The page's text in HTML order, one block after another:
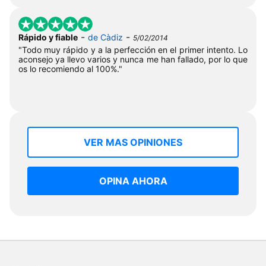
Rápido y fiable - de Càdiz - 5/02/2014
"Todo muy rápido y a la perfección en el primer intento. Lo
aconsejo ya llevo varios y nunca me han fallado, por lo que
os lo recomiendo al 100%."
VER MAS OPINIONES
OPINA AHORA